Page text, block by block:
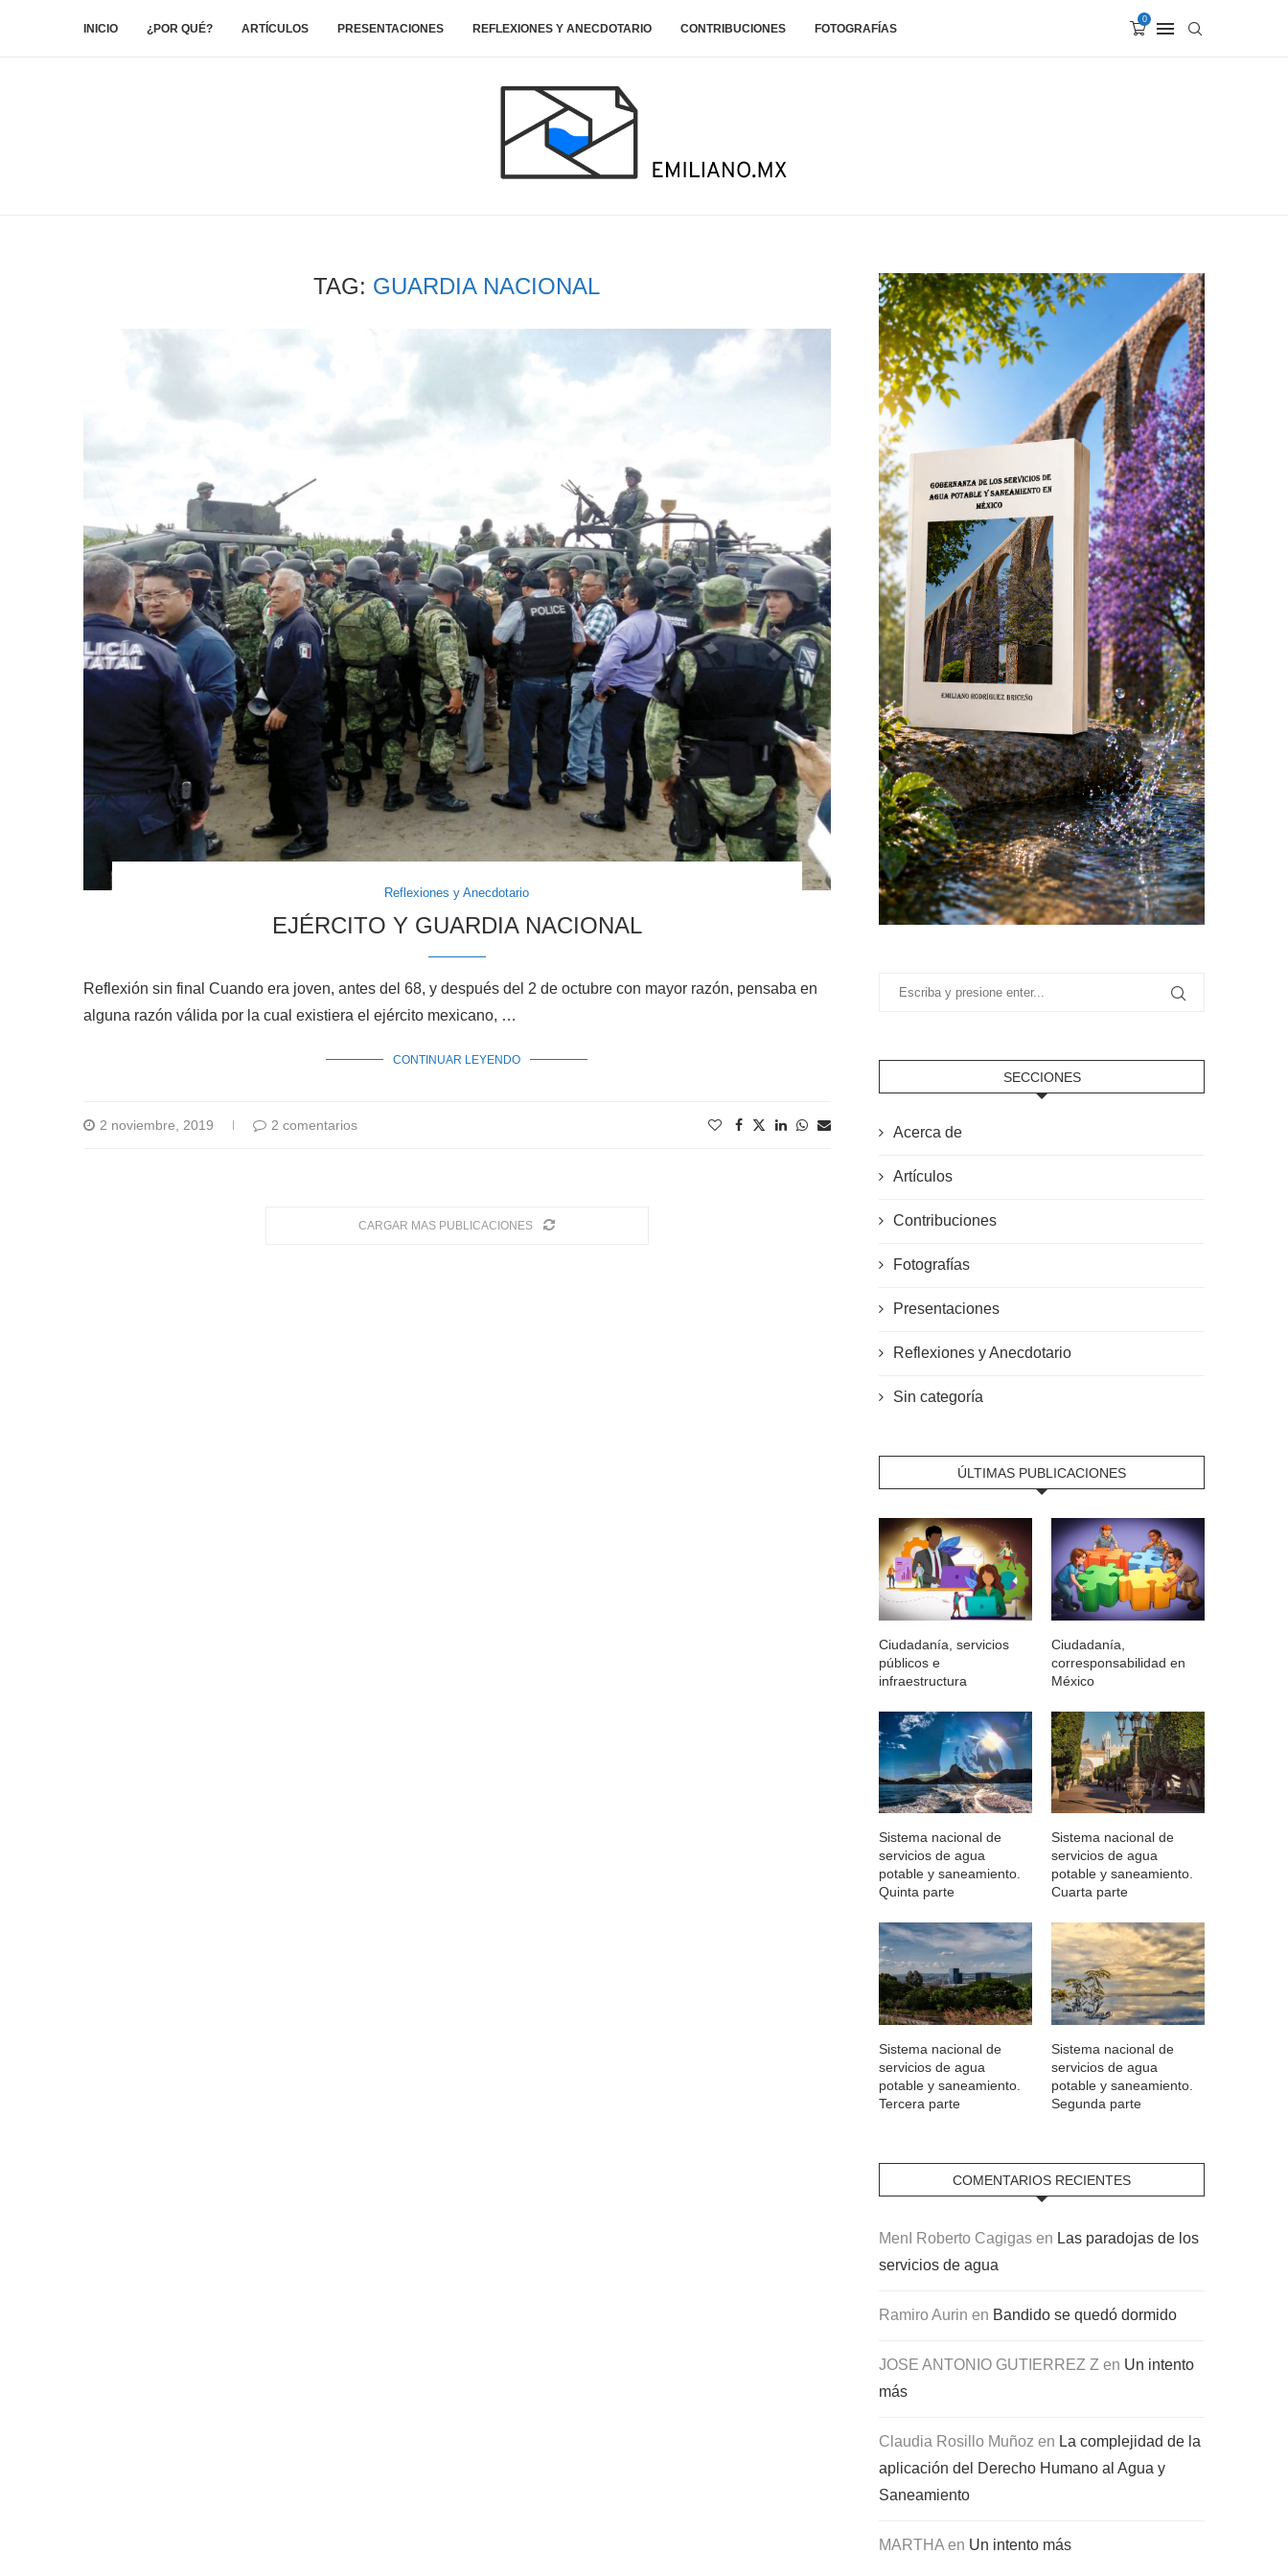
INICIO ¿POR QUÉ? ARTÍCULOS PRESENTACIONES REFLEXIONES Y ANECDOTARIO CONTRIBUCIONES FOTOGRAFÍAS
0
TAG: GUARDIA NACIONAL
Reflexiones y Anecdotario
EJÉRCITO Y GUARDIA NACIONAL
Reflexión sin final Cuando era joven, antes del 68, y después del 2 de octubre con mayor razón, pensaba en
alguna razón válida por la cual existiera el ejército mexicano, …
CONTINUAR LEYENDO
2 noviembre, 2019 2 comentarios
CARGAR MAS PUBLICACIONES
SECCIONES
Acerca de
Artículos
Contribuciones
Fotografías
Presentaciones
Reflexiones y Anecdotario
Sin categoría
ÚLTIMAS PUBLICACIONES
Ciudadanía, servicios
públicos e
infraestructura
Ciudadanía,
corresponsabilidad en
México
Sistema nacional de
servicios de agua
potable y saneamiento.
Quinta parte
Sistema nacional de
servicios de agua
potable y saneamiento.
Cuarta parte
Sistema nacional de
servicios de agua
potable y saneamiento.
Tercera parte
Sistema nacional de
servicios de agua
potable y saneamiento.
Segunda parte
COMENTARIOS RECIENTES
MenI Roberto Cagigas en Las paradojas de los
servicios de agua
Ramiro Aurin en Bandido se quedó dormido
JOSE ANTONIO GUTIERREZ Z en Un intento
más
Claudia Rosillo Muñoz en La complejidad de la
aplicación del Derecho Humano al Agua y
Saneamiento
MARTHA en Un intento más